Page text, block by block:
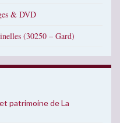
& DVD
(30250 – Gard)
patrimoine de La